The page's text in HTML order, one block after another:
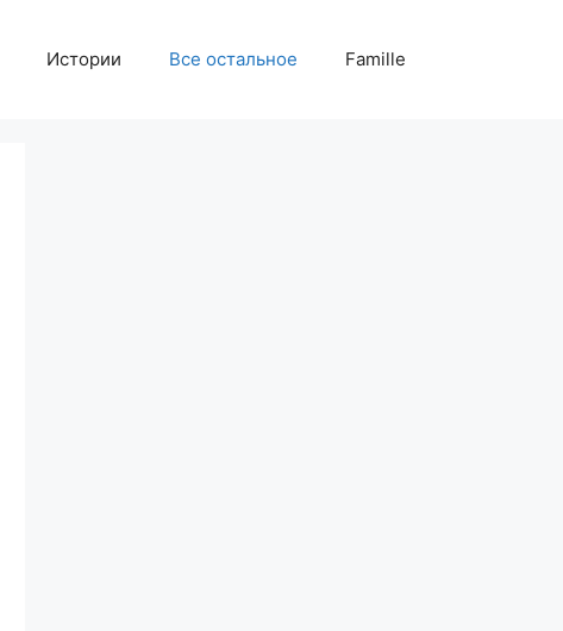
Истории Все остальное Famille